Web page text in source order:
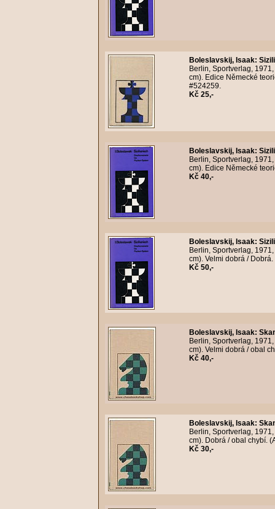
Boleslavskij, Isaak:
Berlin, Sportverlag,
cm). Edice Německé
#524259.
Kč 25,-
Boleslavskij, Isaak:
Berlin, Sportverlag,
cm). Edice Německé
Kč 40,-
Boleslavskij, Isaak:
Berlin, Sportverlag,
cm). Velmi dobrá /
Kč 50,-
Boleslavskij, Isaak:
Berlin, Sportverlag,
cm). Velmi dobrá / obal
Kč 40,-
Boleslavskij, Isaak:
Berlin, Sportverlag,
cm). Dobrá / obal chybí.
Kč 30,-